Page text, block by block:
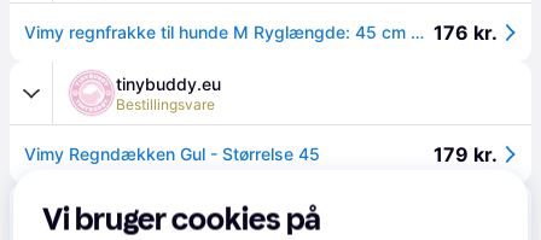
Vimy regnfrakke til hunde M Ryglængde: 45 cm Maveomkreds: 44-56 cm gul 176 kr.
tinybuddy.eu
Bestillingsvare
Vimy Regndækken Gul - Størrelse 45 179 kr.
VetApotek
Bestillingsvare
Vi bruger cookies på